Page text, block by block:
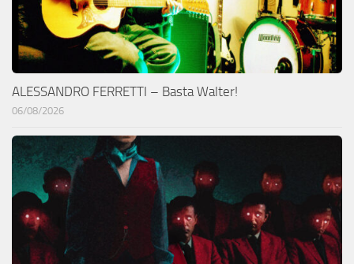
ALESSANDRO FERRETTI – Basta Walter!
06/08/2026